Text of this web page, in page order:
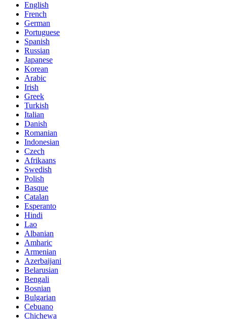
English
French
German
Portuguese
Spanish
Russian
Japanese
Korean
Arabic
Irish
Greek
Turkish
Italian
Danish
Romanian
Indonesian
Czech
Afrikaans
Swedish
Polish
Basque
Catalan
Esperanto
Hindi
Lao
Albanian
Amharic
Armenian
Azerbaijani
Belarusian
Bengali
Bosnian
Bulgarian
Cebuano
Chichewa